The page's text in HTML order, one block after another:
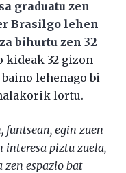
graduatu zen
Brasilgo lehen
bihurtu zen 32
kideak 32 gizon
lehenago bi
lortu.
funtsean, egin zuen
piztu zuela,
espazio bat